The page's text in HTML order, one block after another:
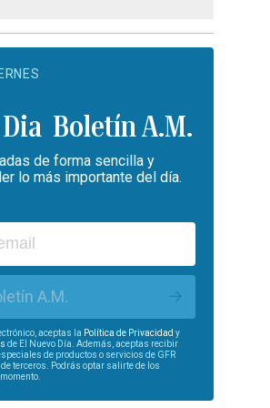
Boletín A.M.
de forma sencilla y
lo más importante del día.
A.M.
aceptas la Política de Privacidad y
de El Nuevo Día. Además, aceptas recibir
de productos o servicios de GFR
terceros. Podrás optar salirte de los